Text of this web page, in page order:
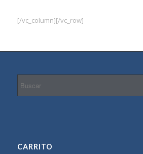
[/vc_column][/vc_row]
CARRITO